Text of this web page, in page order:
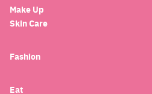
Make Up
Skin Care
Fashion
Eat